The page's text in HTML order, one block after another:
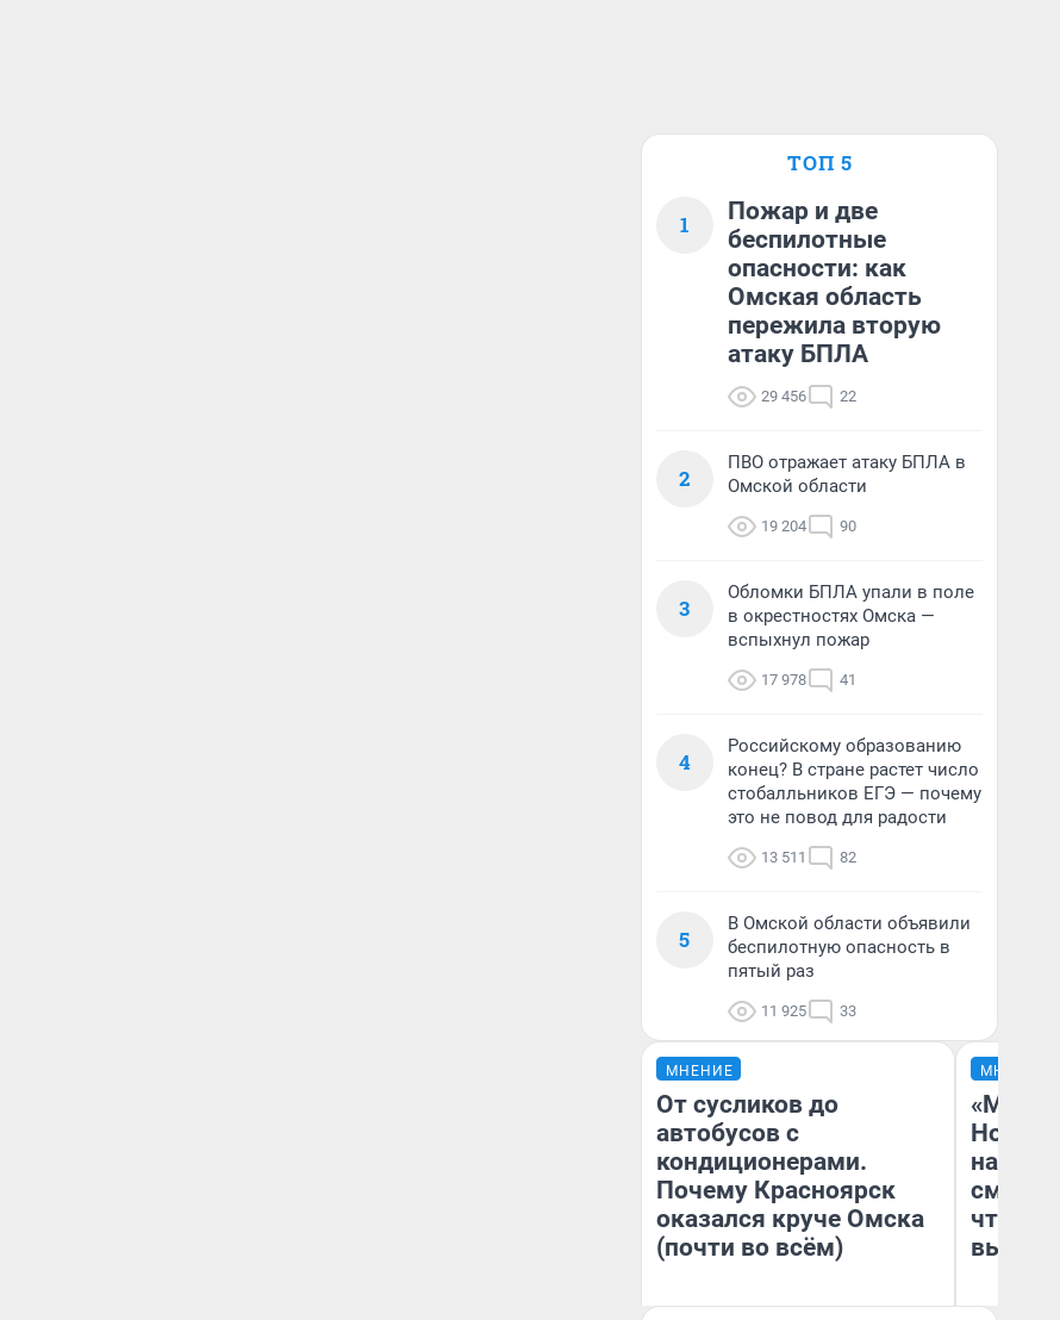
ТОП 5
1
Пожар и две
беспилотные
опасности: как
Омская область
пережила вторую
атаку БПЛА
29 456 22
2
ПВО отражает атаку БПЛА в
Омской области
19 204 90
3
Обломки БПЛА упали в поле
в окрестностях Омска —
вспыхнул пожар
17 978 41
4
Российскому образованию
конец? В стране растет число
стобалльников ЕГЭ — почему
это не повод для радости
13 511 82
5
В Омской области объявили
беспилотную опасность в
пятый раз
11 925 33
МНЕНИЕ
От сусликов до
автобусов с
кондиционерами.
Почему Красноярск
оказался круче Омска
(почти во всём)
МНЕНИЕ
«Мы
чтобы